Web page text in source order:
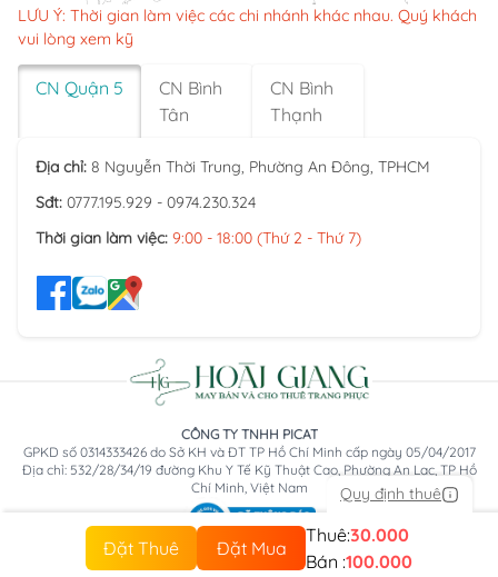
Quy định thuê
Đặt Thuê Đặt Mua
Thuê:30.000
Bán :100.000
LƯU Ý: Thời gian làm việc các chi nhánh khác nhau. Quý khách
vui lòng xem kỹ
CN Quận 5
CN Bình
Tân
CN Bình
Thạnh
Địa chỉ: 8 Nguyễn Thời Trung, Phường An Đông, TPHCM
Sđt: 0777.195.929 - 0974.230.324
Thời gian làm việc: 9:00 - 18:00 (Thứ 2 - Thứ 7)
CÔNG TY TNHH PICAT
GPKD số 0314333426 do Sở KH và ĐT TP Hồ Chí Minh cấp ngày 05/04/2017
Địa chỉ: 532/28/34/19 đường Khu Y Tế Kỹ Thuật Cao, Phường An Lạc, TP Hồ
Chí Minh, Việt Nam